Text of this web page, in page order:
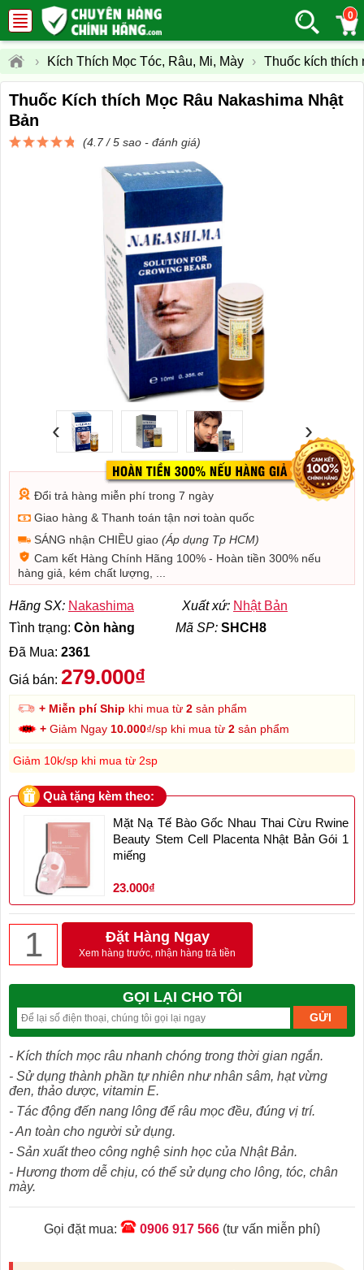
0
› Kích Thích Mọc Tóc, Râu, Mi, Mày › Thuốc kích thích
Thuốc Kích thích Mọc Râu Nakashima Nhật
Bản
(4.7 / 5 sao - đánh giá)
‹ ›
Đổi trả hàng miễn phí trong 7 ngày
Giao hàng & Thanh toán tận nơi toàn quốc
SÁNG nhận CHIỀU giao (Áp dụng Tp HCM)
Cam kết Hàng Chính Hãng 100% - Hoàn tiền 300% nếu
hàng giả, kém chất lượng, ...
Hãng SX: Nakashima Xuất xứ: Nhật Bản
Tình trạng: Còn hàng Mã SP: SHCH8
Đã Mua: 2361
Giá bán: 279.000₫
+ Miễn phí Ship khi mua từ 2 sản phẩm
+ Giảm Ngay 10.000₫/sp khi mua từ2 sản phẩm
Giảm 10k/sp khi mua từ 2sp
Quà tặng kèm theo:
Mặt Nạ Tế Bào Gốc Nhau Thai Cừu Rwine
Beauty Stem Cell Placenta Nhật Bản Gói 1
miếng
23.000₫
Đặt Hàng Ngay
Xem hàng trước, nhận hàng trả tiền
GỌI LẠI CHO TÔI
- Kích thích mọc râu nhanh chóng trong thời gian ngắn.
- Sử dụng thành phần tự nhiên như nhân sâm, hạt vừng
đen, thảo dược, vitamin E.
- Tác động đến nang lông để râu mọc đều, đúng vị trí.
- An toàn cho người sử dụng.
- Sản xuất theo công nghệ sinh học của Nhật Bản.
- Hương thơm dễ chịu, có thể sử dụng cho lông, tóc, chân
mày.
Gọi đặt mua: 0906 917 566 (tư vấn miễn phí)